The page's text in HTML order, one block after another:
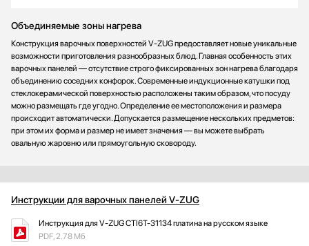
Объединяемые зоны нагрева
Конструкция варочных поверхностей V-ZUG предоставляет новые уникальные
возможности приготовления разнообразных блюд. Главная особенность этих
варочных панелей — отсутствие строго фиксированных зон нагрева благодаря
объединению соседних конфорок. Современные индукционные катушки под
стеклокерамической поверхностью расположены таким образом, что посуду
можно размещать где угодно. Определение ее местоположения и размера
происходит автоматически. Допускается размещение нескольких предметов:
при этом их форма и размер не имеет значения — вы можете выбрать
овальную жаровню или прямоугольную сковороду.
Инструкции для варочных панелей V-ZUG
Инструкция для V-ZUG CTI6T-31134 платина на русском языке
PDF, 2.78 Мб